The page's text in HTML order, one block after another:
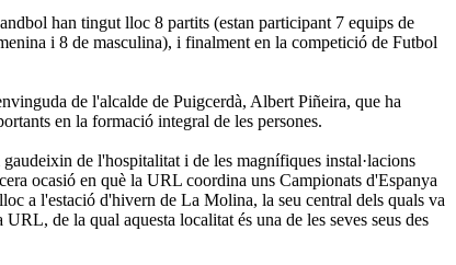
han tingut lloc 8 partits (estan participant 7 equips de
i 8 de masculina), i finalment en la competició de Futbol
de l'alcalde de Puigcerdà, Albert Piñeira, que ha
en la formació integral de les persones.
de l'hospitalitat i de les magnífiques instal·lacions
ocasió en què la URL coordina uns Campionats d'Espanya
a l'estació d'hivern de La Molina, la seu central dels quals va
URL, de la qual aquesta localitat és una de les seves seus des